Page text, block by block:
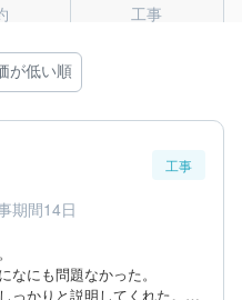
工事
が低い順
工事
期間14日
にも問題なかった。
かりと説明してくれた。